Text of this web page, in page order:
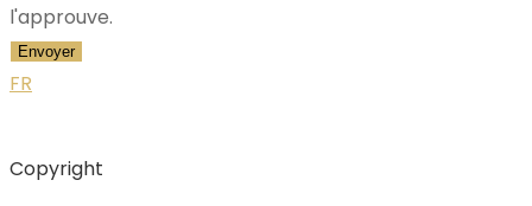
l'approuve.
Envoyer
FR
Copyright